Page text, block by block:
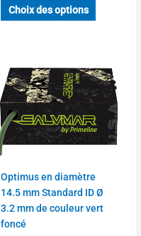
Choix des options
Optimus en diamètre
14.5 mm Standard ID Ø
3.2 mm de couleur vert
foncé
Plage
de
prix :
32.00€
à
315.00€
Ce
produit
plusieurs
Les
peuvent
être
choisies